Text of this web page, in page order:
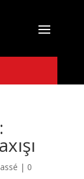
| 0